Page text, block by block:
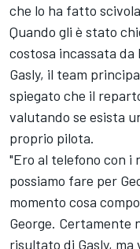
che lo ha fatto
Quando gli è stato
costosa incassata da
Gasly, il team
spiegato che il
valutando se esista
proprio pilota.
"Ero al telefono con i
possiamo fare per
momento cosa
George. Certamente
risultato di Gasly, ma